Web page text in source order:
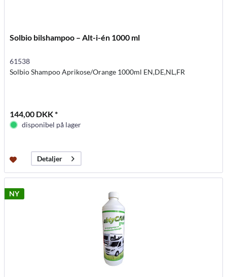
Solbio bilshampoo – Alt-i-én 1000 ml
61538
Solbio Shampoo Aprikose/Orange 1000ml EN,DE,NL,FR
144,00 DKK *
disponibel på lager
Detaljer
NY